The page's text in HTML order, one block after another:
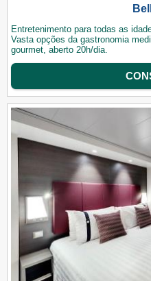
Entretenimento para todas as
Vasta opções da gastronomia
gourmet, aberto 20h/dia.